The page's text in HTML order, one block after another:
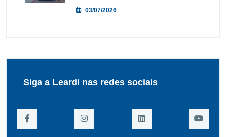
03/07/2026
Siga a Leardi nas redes sociais